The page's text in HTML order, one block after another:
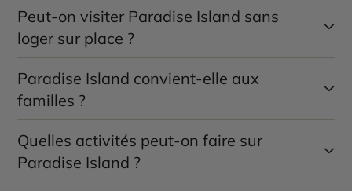
L’île est connue pour ses resorts emblématiques, ses
plages spectaculaires comme Cabbage Beach, ses
marinas élégantes et ses nombreuses activités de
Peut-on visiter Paradise Island sans
loger sur place ?
Oui. Il est possible de s’y rendre à la journée depuis
Nassau pour profiter des plages, des restaurants, du
casino ou de certaines attractions accessibles aux
Paradise Island convient-elle aux
familles ?
Parfaitement. Les familles apprécient les parcs
aquatiques, les aquariums, les plages surveillées et la
grande variété d’activités adaptées aux enfants et
Quelles activités peut-on faire sur
Paradise Island ?